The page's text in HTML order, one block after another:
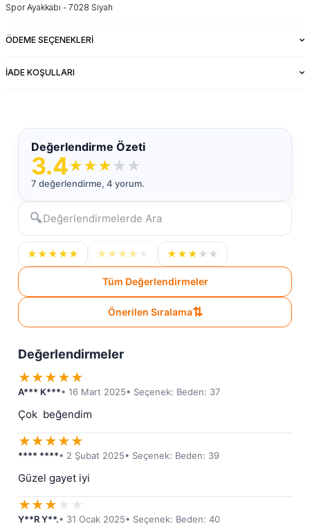
Spor Ayakkabı - 7028 Siyah
ÖDEME SEÇENEKLERI
İADE KOŞULLARI
Değerlendirme Özeti
3.4★★★ ★ ★
7 değerlendirme, 4 yorum.
🔍
★★★★★ ★ ★ ★ ★ ★★★ ★ ★
Tüm Değerlendirmeler
Önerilen Sıralama⇅
Değerlendirmeler
★★★★★
A*** K***• 16 Mart 2025• Seçenek: Beden: 37
Çok  beğendim
★★★★★
**** ****• 2 Şubat 2025• Seçenek: Beden: 39
Güzel gayet iyi
★★★ ★ ★
Y**R Y**.• 31 Ocak 2025• Seçenek: Beden: 40